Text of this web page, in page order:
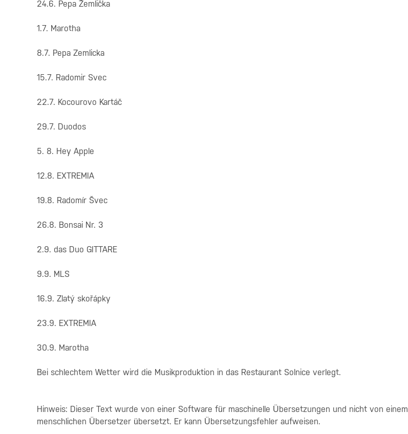
24.6. Pepa Žemlička
1.7. Marotha
8.7. Pepa Zemlicka
15.7. Radomir Svec
22.7. Kocourovo Kartáč
29.7. Duodos
5. 8. Hey Apple
12.8. EXTREMIA
19.8. Radomír Švec
26.8. Bonsai Nr. 3
2.9. das Duo GITTARE
9.9. MLS
16.9. Zlatý skořápky
23.9. EXTREMIA
30.9. Marotha
Bei schlechtem Wetter wird die Musikproduktion in das Restaurant Solnice verlegt.
Hinweis: Dieser Text wurde von einer Software für maschinelle Übersetzungen und nicht von einem
menschlichen Übersetzer übersetzt. Er kann Übersetzungsfehler aufweisen.